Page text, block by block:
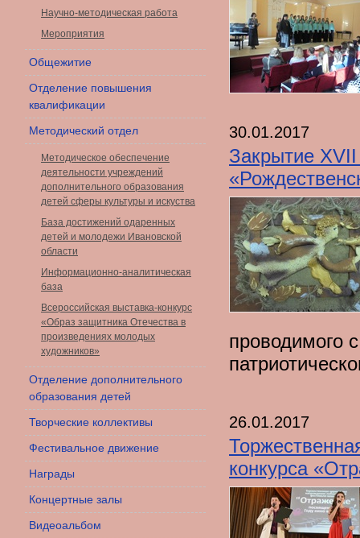
Научно-методическая работа
Мероприятия
Общежитие
Отделение повышения
квалификации
Методический отдел
Методическое обеспечение
деятельности учреждений
дополнительного образования
детей сферы культуры и искуства
База достижений одаренных
детей и молодежи Ивановской
области
Информационно-аналитическая
база
Всероссийская выставка-конкурс
«Образ защитника Отечества в
произведениях молодых
художников»
Отделение дополнительного
образования детей
Творческие коллективы
Фестивальное движение
Награды
Концертные залы
Видеоальбом
30.01.2017
Закрытие XVII
проводимого
26.01.2017
конкурса